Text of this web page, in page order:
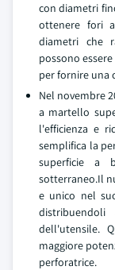
con diametri
ottenere fori
diametri che
possono
per fornire una
Nel novembre
a martello
l'efficienza e
semplifica la
superficie a
sotterraneo.Il
e unico nel
dell'utensile.
maggiore
perforatrice.